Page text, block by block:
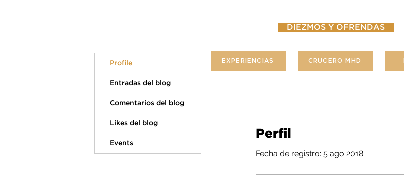
DIEZMOS Y OFRENDAS
EXPERIENCIAS CRUCERO MHD
Perfil
Fecha de registro: 5 ago 2018
Profile
Entradas del blog
Comentarios del blog
Likes del blog
Events